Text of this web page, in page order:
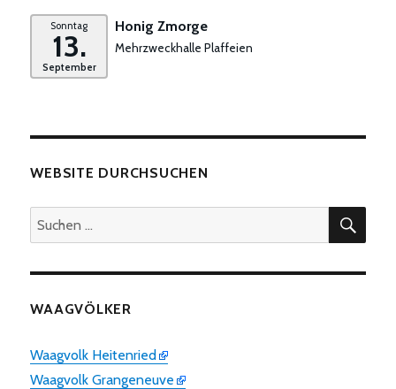
Sonntag
13.
September
Honig Zmorge
Mehrzweckhalle Plaffeien
WEBSITE DURCHSUCHEN
Suchen
nach:
WAAGVÖLKER
Waagvolk Heitenried
Waagvolk Grangeneuve